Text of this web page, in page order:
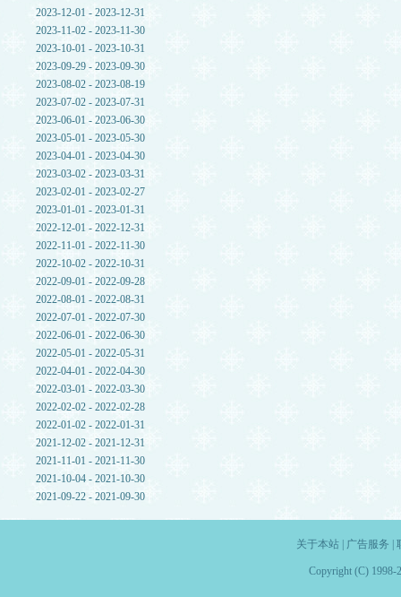
2023-12-01 - 2023-12-31
2023-11-02 - 2023-11-30
2023-10-01 - 2023-10-31
2023-09-29 - 2023-09-30
2023-08-02 - 2023-08-19
2023-07-02 - 2023-07-31
2023-06-01 - 2023-06-30
2023-05-01 - 2023-05-30
2023-04-01 - 2023-04-30
2023-03-02 - 2023-03-31
2023-02-01 - 2023-02-27
2023-01-01 - 2023-01-31
2022-12-01 - 2022-12-31
2022-11-01 - 2022-11-30
2022-10-02 - 2022-10-31
2022-09-01 - 2022-09-28
2022-08-01 - 2022-08-31
2022-07-01 - 2022-07-30
2022-06-01 - 2022-06-30
2022-05-01 - 2022-05-31
2022-04-01 - 2022-04-30
2022-03-01 - 2022-03-30
2022-02-02 - 2022-02-28
2022-01-02 - 2022-01-31
2021-12-02 - 2021-12-31
2021-11-01 - 2021-11-30
2021-10-04 - 2021-10-30
2021-09-22 - 2021-09-30
关于本站| 广告服务
Copyright (C) 1998-